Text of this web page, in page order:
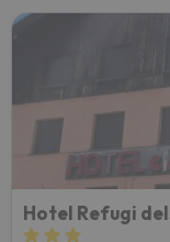
Hotel Refugi